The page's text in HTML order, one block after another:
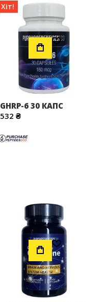
Додати до Списку Бажань
Хіт!
GHRP-6 30 КАПС
532 ₴
Додати до Списку Бажань